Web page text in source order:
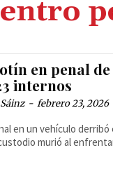
en penal
internos
- febrero 23, 2026
en un vehículo
murió al